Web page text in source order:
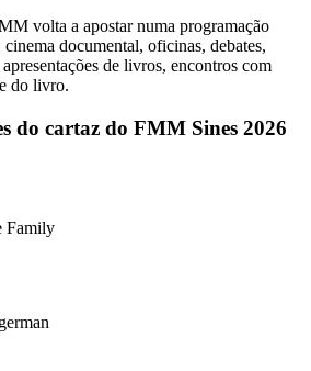
volta a apostar numa programação
documental, oficinas, debates,
de livros, encontros com
do livro.
do cartaz do FMM Sines 2026
Family